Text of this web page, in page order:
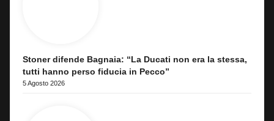
Stoner difende Bagnaia: “La Ducati non era la stessa,
tutti hanno perso fiducia in Pecco”
5 Agosto 2026